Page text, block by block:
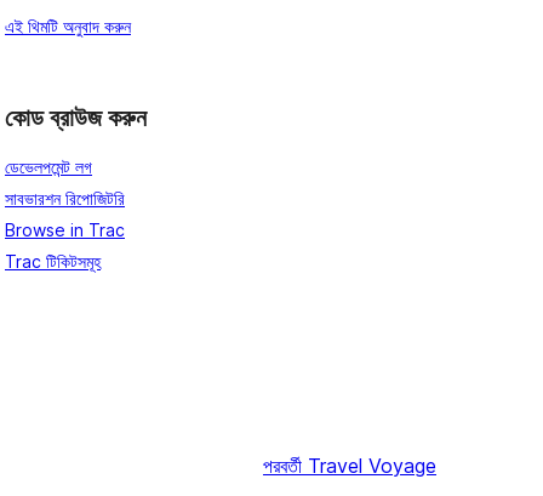
এই থিমটি অনুবাদ করুন
কোড ব্রাউজ করুন
ডেভেলপমেন্ট লগ
সাবভারশন রিপোজিটরি
Browse in Trac
Trac টিকিটসমূহ
পরবর্তী Travel Voyage